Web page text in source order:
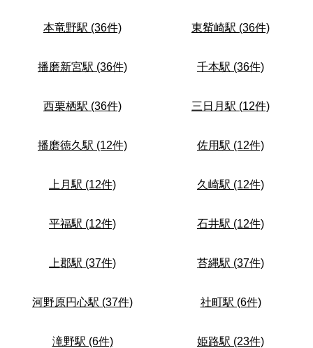
本竜野駅 (36件) 東觜崎駅 (36件)
播磨新宮駅 (36件) 千本駅 (36件)
西栗栖駅 (36件) 三日月駅 (12件)
播磨徳久駅 (12件) 佐用駅 (12件)
上月駅 (12件) 久崎駅 (12件)
平福駅 (12件) 石井駅 (12件)
上郡駅 (37件) 苔縄駅 (37件)
河野原円心駅 (37件) 社町駅 (6件)
滝野駅 (6件) 姫路駅 (23件)